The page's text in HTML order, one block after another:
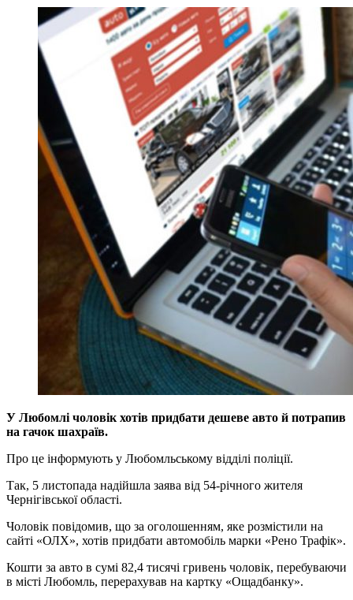
У Любомлі чоловік хотів придбати дешеве авто й потрапив
на гачок шахраїв.
Про це інформують у Любомльському відділі поліції.
Так, 5 листопада надійшла заява від 54-річного жителя
Чернігівської області.
Чоловік повідомив, що за оголошенням, яке розмістили на
сайті «ОЛХ», хотів придбати автомобіль марки «Рено Трафік».
Кошти за авто в сумі 82,4 тисячі гривень чоловік, перебуваючи
в місті Любомль, перерахував на картку «Ощадбанку».